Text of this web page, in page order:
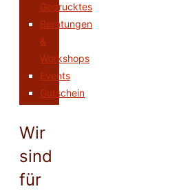
Gedrucktes
Beratungen
&
Workshops
Events
Gutschein
Wir
sind
für